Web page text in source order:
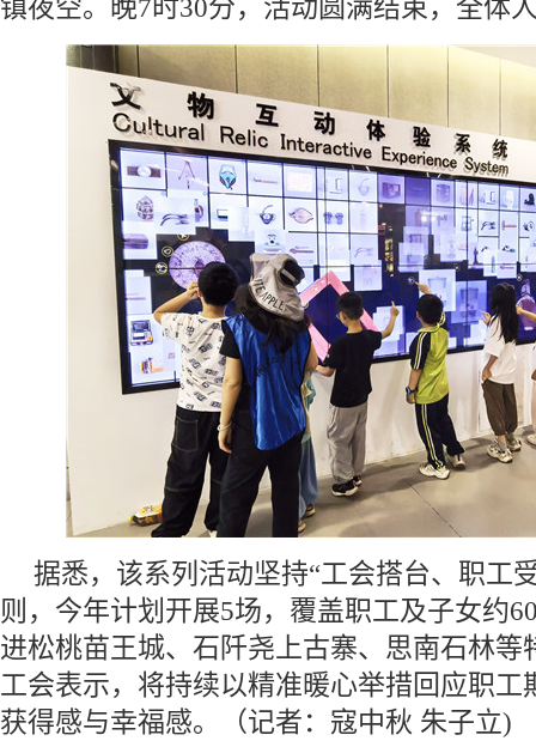
镇夜空。晚7时30分，活动圆满结束，全体
据悉，该系列活动坚持“工会搭台、职工
则，今年计划开展5场，覆盖职工及子女约
进松桃苗王城、石阡尧上古寨、思南石林等
工会表示，将持续以精准暖心举措回应职工
获得感与幸福感。（记者：寇中秋 朱子立)